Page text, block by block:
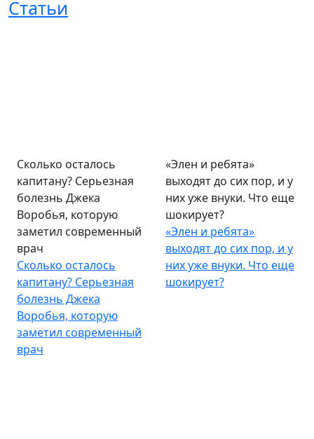
Статьи
Сколько осталось
капитану? Серьезная
болезнь Джека
Воробья, которую
заметил современный
врач
Сколько осталось
капитану? Серьезная
болезнь Джека
Воробья, которую
заметил современный
врач
«Элен и ребята»
выходят до сих пор, и у
них уже внуки. Что еще
шокирует?
«Элен и ребята»
выходят до сих пор, и у
них уже внуки. Что еще
шокирует?